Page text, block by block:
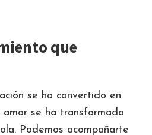
que
se ha convertido en
amor se ha transformado
Podemos acompañarte